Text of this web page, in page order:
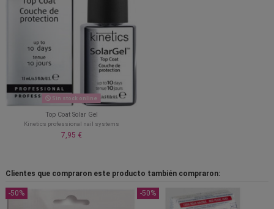
Sin stock online
Top Coat Solar Gel
Kinetics professional nail systems
7,95 €
Clientes que compraron este producto también compraron:
-50% -50%